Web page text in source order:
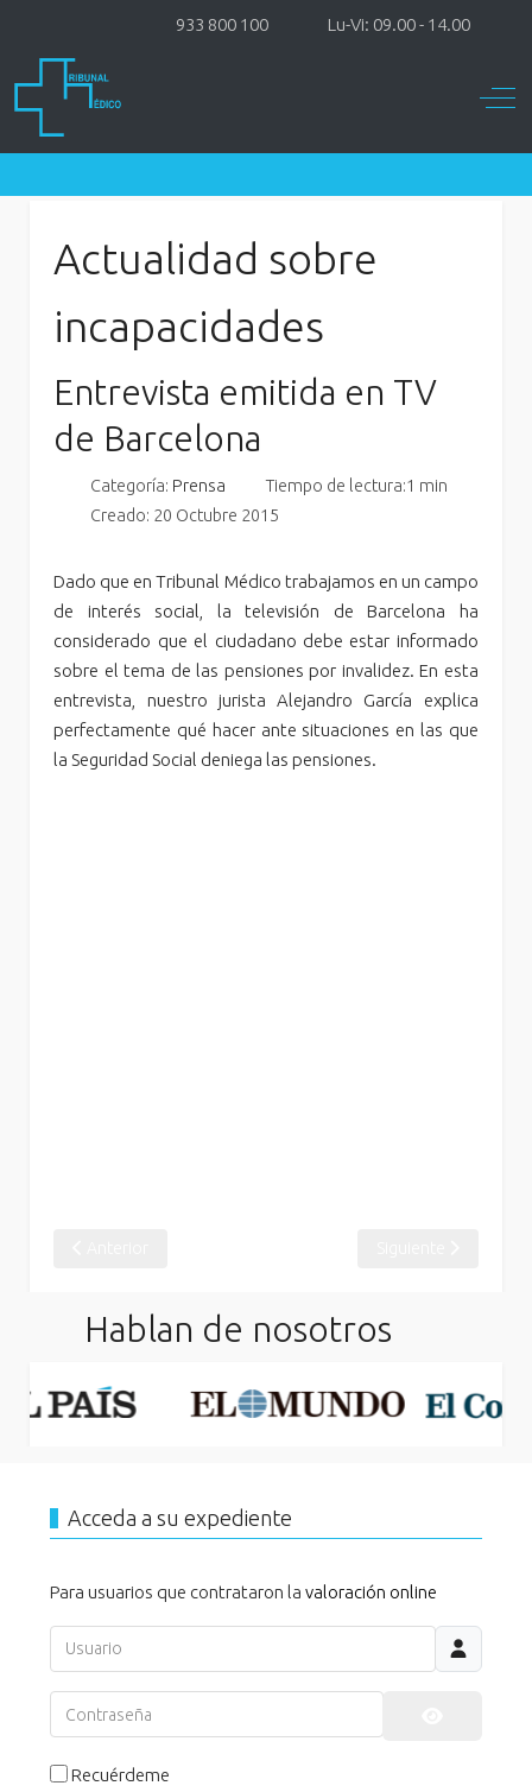
933 800 100 Lu-Vi: 09.00 - 14.00
Off-
Actualidad sobre
incapacidades
Entrevista emitida en TV
de Barcelona
Categoría: Prensa
Tiempo de lectura:1 min
Creado: 20 Octubre 2015
Dado que en Tribunal Médico trabajamos en un campo
de interés social, la televisión de Barcelona ha
considerado que el ciudadano debe estar informado
sobre el tema de las pensiones por invalidez. En esta
entrevista, nuestro jurista Alejandro García explica
perfectamente qué hacer ante situaciones en las que
la Seguridad Social deniega las pensiones.
Hablan de nosotros
Acceda a su expediente
Para usuarios que contrataron la valoración online
Usuario
Contraseña
Recuérdeme